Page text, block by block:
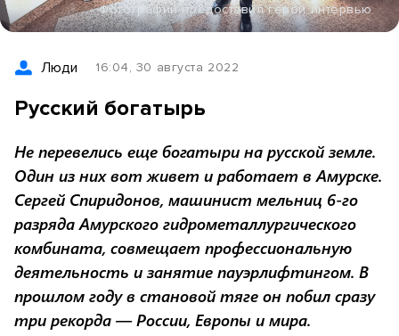
Фотографии предоставил герой интервью
Люди 16:04, 30 августа 2022
Русский богатырь
Не перевелись еще богатыри на русской земле.
Один из них вот живет и работает в Амурске.
Сергей Спиридонов, машинист мельниц 6-го
разряда Амурского гидрометаллургического
комбината, совмещает профессиональную
деятельность и занятие пауэрлифтингом. В
прошлом году в становой тяге он побил сразу
три рекорда — России, Европы и мира.